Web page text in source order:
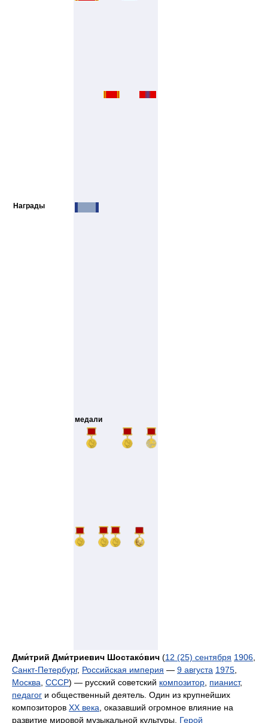
Награды
медали
Дми́трий Дми́триевич Шостако́вич (12 (25) сентября 1906
Санкт-Петербург, Российская империя — 9 августа 1975
Москва СССР) — русский советский композитор пианист,
педагог и общественный деятель. Один из крупнейших
композиторов XX века , оказавший огромное влияние на
развитие мировой музыкальной культуры. Герой